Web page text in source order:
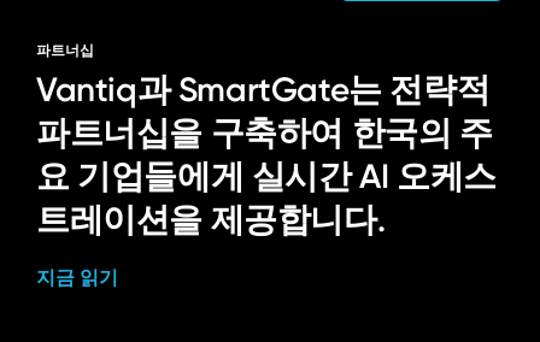
파트너십
Vantiq과 SmartGate는 전략적
파트너십을 구축하여 한국의 주
요 기업들에게 실시간 AI 오케스
트레이션을 제공합니다.
지금 읽기